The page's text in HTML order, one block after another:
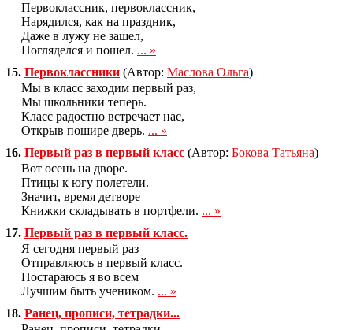
Первоклассник, первоклассник,
Нарядился, как на праздник,
Даже в лужу не зашел,
Погляделся и пошел. ... »
15. Первоклассники (Автор: Маслова Ольга)
Мы в класс заходим первый раз,
Мы школьники теперь.
Класс радостно встречает нас,
Открыв пошире дверь. ... »
16. Первый раз в первый класс (Автор: Бокова Татьяна)
Вот осень на дворе.
Птицы к югу полетели.
Значит, время детворе
Книжки складывать в портфели. ... »
17. Первый раз в первый класс.
Я сегодня первый раз
Отправляюсь в первый класс.
Постараюсь я во всем
Лучшим быть учеником. ... »
18. Ранец, прописи, тетрадки...